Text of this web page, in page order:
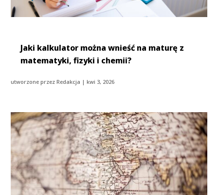
Jaki kalkulator można wnieść na maturę z
matematyki, fizyki i chemii?
utworzone przezRedakcja |kwi 3, 2026